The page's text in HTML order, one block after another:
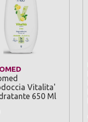
Vitalita'
650 Ml